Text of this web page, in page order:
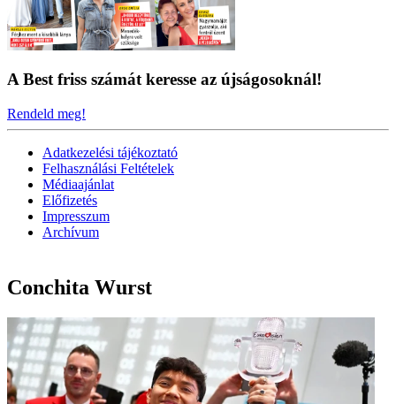
A Best friss számát keresse az újságosoknál!
Rendeld meg!
Adatkezelési tájékoztató
Felhasználási Feltételek
Médiaajánlat
Előfizetés
Impresszum
Archívum
Conchita Wurst